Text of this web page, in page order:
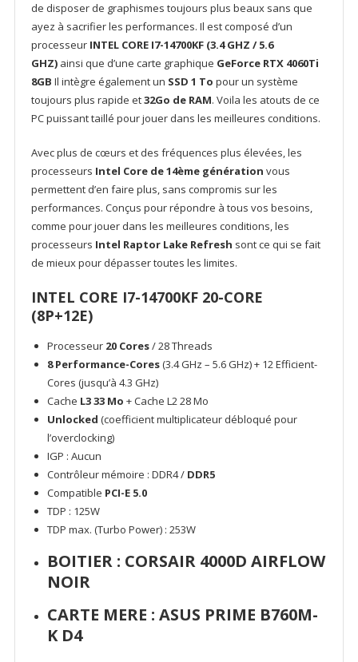
de disposer de graphismes toujours plus beaux sans que
ayez à sacrifier les performances. Il est composé d’un
processeur INTEL CORE I7-14700KF (3.4 GHZ / 5.6
GHZ) ainsi que d’une carte graphique GeForce RTX 4060Ti
8GB Il intègre également un SSD 1 To pour un système
toujours plus rapide et32Go de RAM. Voila les atouts de ce
PC puissant taillé pour jouer dans les meilleures conditions.
Avec plus de cœurs et des fréquences plus élevées, les
processeurs Intel Core de 14ème génération vous
permettent d’en faire plus, sans compromis sur les
performances. Conçus pour répondre à tous vos besoins,
comme pour jouer dans les meilleures conditions, les
processeurs Intel Raptor Lake Refresh sont ce qui se fait
de mieux pour dépasser toutes les limites.
INTEL CORE I7-14700KF 20-CORE
(8P+12E)
Processeur 20 Cores/ 28 Threads
8 Performance-Cores(3.4 GHz – 5.6 GHz) + 12 Efficient-
Cores (jusqu’à 4.3 GHz)
Cache L3 33 Mo + Cache L2 28 Mo
Unlocked (coefficient multiplicateur débloqué pour
l’overclocking)
IGP : Aucun
Contrôleur mémoire : DDR4 / DDR5
Compatible PCI-E 5.0
TDP : 125W
TDP max. (Turbo Power) : 253W
BOITIER : CORSAIR 4000D AIRFLOW
NOIR
CARTE MERE : ASUS PRIME B760M-
K D4